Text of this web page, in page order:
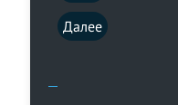
Далее